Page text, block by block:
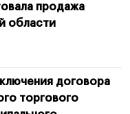
продажа
области
договора
торгового